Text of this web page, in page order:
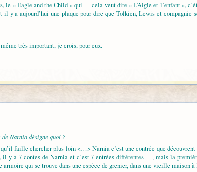
le « Eagle and the Child » qui — cela veut dire « L’Aigle et l’enfant »,
il y a aujourd’hui une plaque pour dire que Tolkien, Lewis et compagnie
très important, je crois, pour eux.
de Narnia désigne quoi ?
faille chercher plus loin <…> Narnia c’est une contrée que découvrent
y a 7 contes de Narnia et c’est 7 entrées différentes —, mais la
qui se trouve dans une espèce de grenier, dans une vieille maison à